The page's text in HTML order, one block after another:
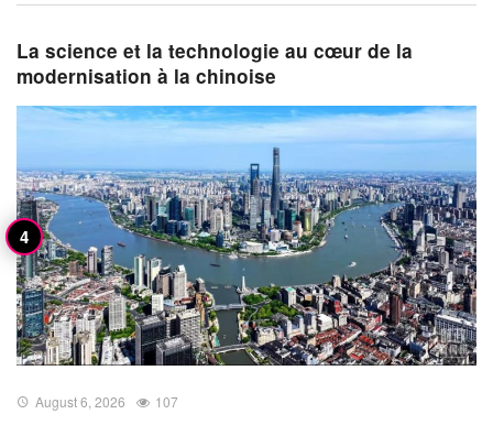
La science et la technologie au cœur de la
modernisation à la chinoise
August 6, 2026 107